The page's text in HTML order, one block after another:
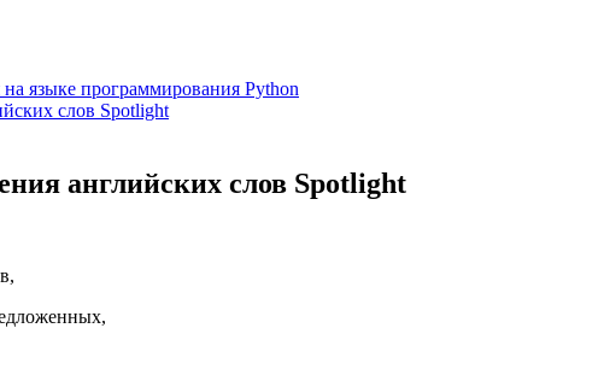
языке программирования Python
слов Spotlight
английских слов Spotlight